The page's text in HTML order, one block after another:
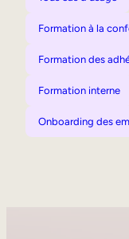
Formation à la
Formation des
Formation interne
Onboarding des